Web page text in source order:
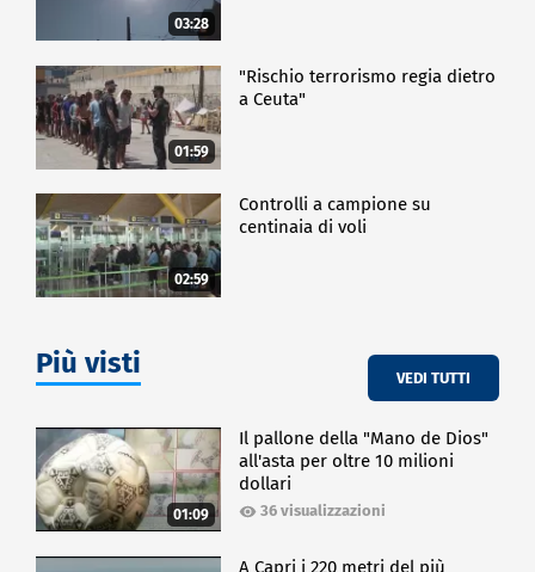
03:28
01:59
"Rischio terrorismo regia dietro
a Ceuta"
02:59
Controlli a campione su
centinaia di voli
Più visti VEDI TUTTI
01:09
Il pallone della "Mano de Dios"
all'asta per oltre 10 milioni
dollari
36 visualizzazioni
A Capri i 220 metri del più